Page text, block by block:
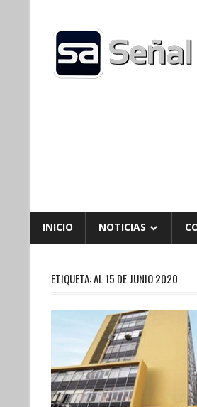
content
INICIO NOTICIAS
ETIQUETA:AL 15 DE JUNIO 2020